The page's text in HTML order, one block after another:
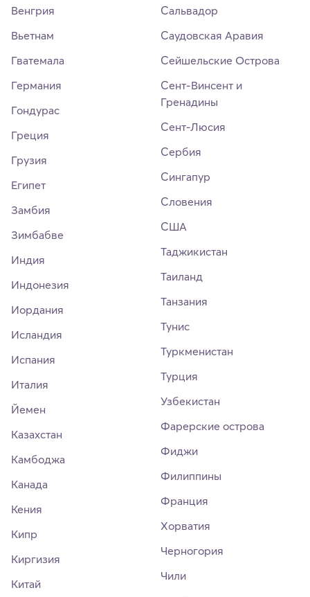
Венгрия
Вьетнам
Гватемала
Германия
Гондурас
Греция
Грузия
Египет
Замбия
Зимбабве
Индия
Индонезия
Иордания
Исландия
Испания
Италия
Йемен
Казахстан
Камбоджа
Канада
Кения
Кипр
Киргизия
Китай
Сальвадор
Саудовская Аравия
Сейшельские Острова
Сент-Винсент и
Гренадины
Сент-Люсия
Сербия
Сингапур
Словения
США
Таджикистан
Таиланд
Танзания
Тунис
Туркменистан
Турция
Узбекистан
Фарерские острова
Фиджи
Филиппины
Франция
Хорватия
Черногория
Чили